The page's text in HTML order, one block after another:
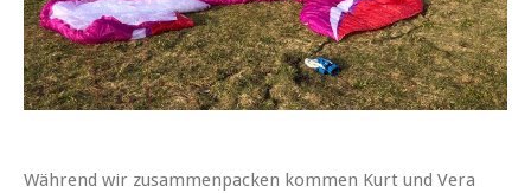
Während wir zusammenpacken kommen Kurt und Vera